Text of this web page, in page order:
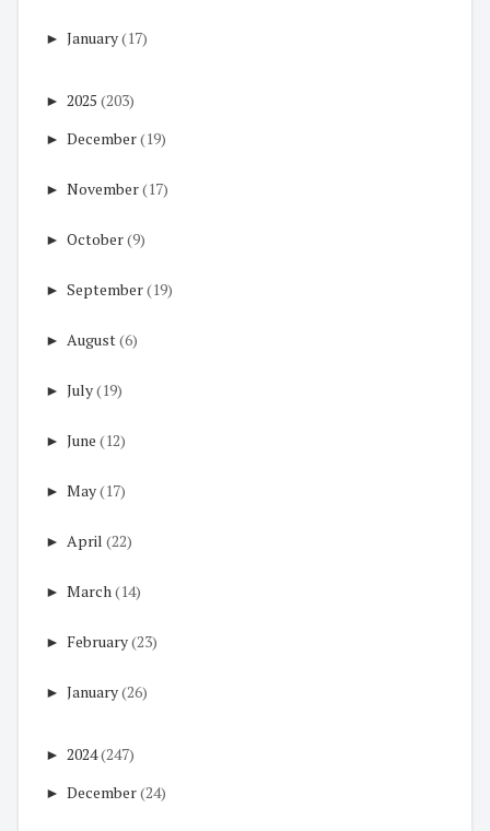
► January(17)
► 2025 (203)
► December(19)
► November(17)
► October(9)
► September(19)
► August(6)
► July(19)
► June (12)
► May(17)
► April (22)
► March(14)
► February(23)
► January(26)
► 2024(247)
► December(24)